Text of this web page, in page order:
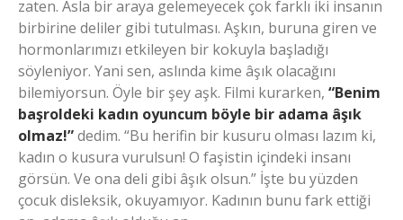
zaten. Asla bir araya gelemeyecek çok farklı iki insanın
birbirine deliler gibi tutulması. Aşkın, buruna giren ve
hormonlarımızı etkileyen bir kokuyla başladığı
söyleniyor. Yani sen, aslında kime âşık olacağını
bilemiyorsun. Öyle bir şey aşk. Filmi kurarken, “Benim
başroldeki kadın oyuncum böyle bir adama âşık
olmaz!”dedim. “Bu herifin bir kusuru olması lazım ki,
kadın o kusura vurulsun! O faşistin içindeki insanı
görsün. Ve ona deli gibi âşık olsun.” İşte bu yüzden
çocuk disleksik, okuyamıyor. Kadının bunu fark ettiği